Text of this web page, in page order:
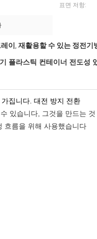
표면 저항:
이 , 재활용할 수 있는 정전기
플라스틱 컨테이너 전도성
집니다. 대전 방지 전환
있습니다, 그것을 만드는
흐름을 위해 사용했습니다